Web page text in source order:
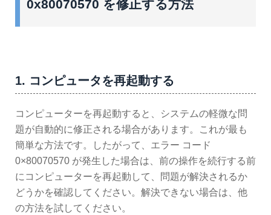
0x80070570 を修正する方法
1. コンピュータを再起動する
コンピューターを再起動すると、システムの軽微な問
題が自動的に修正される場合があります。これが最も
簡単な方法です。したがって、エラー コード
0×80070570 が発生した場合は、前の操作を続行する前
にコンピューターを再起動して、問題が解決されるか
どうかを確認してください。解決できない場合は、他
の方法を試してください。